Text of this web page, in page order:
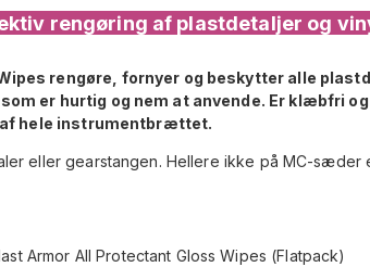
rengøring af plastdetaljer og
rengøre, fornyer og beskytter alle
er hurtig og nem at anvende. Er klæbfri
hele instrumentbrættet.
eller gearstangen. Hellere ikke på MC-sæder
Armor All Protectant Gloss Wipes (Flatpack)